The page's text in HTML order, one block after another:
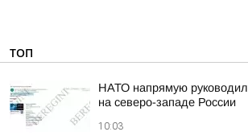
ТОП
НАТО напрямую
на северо-западе России
10:03